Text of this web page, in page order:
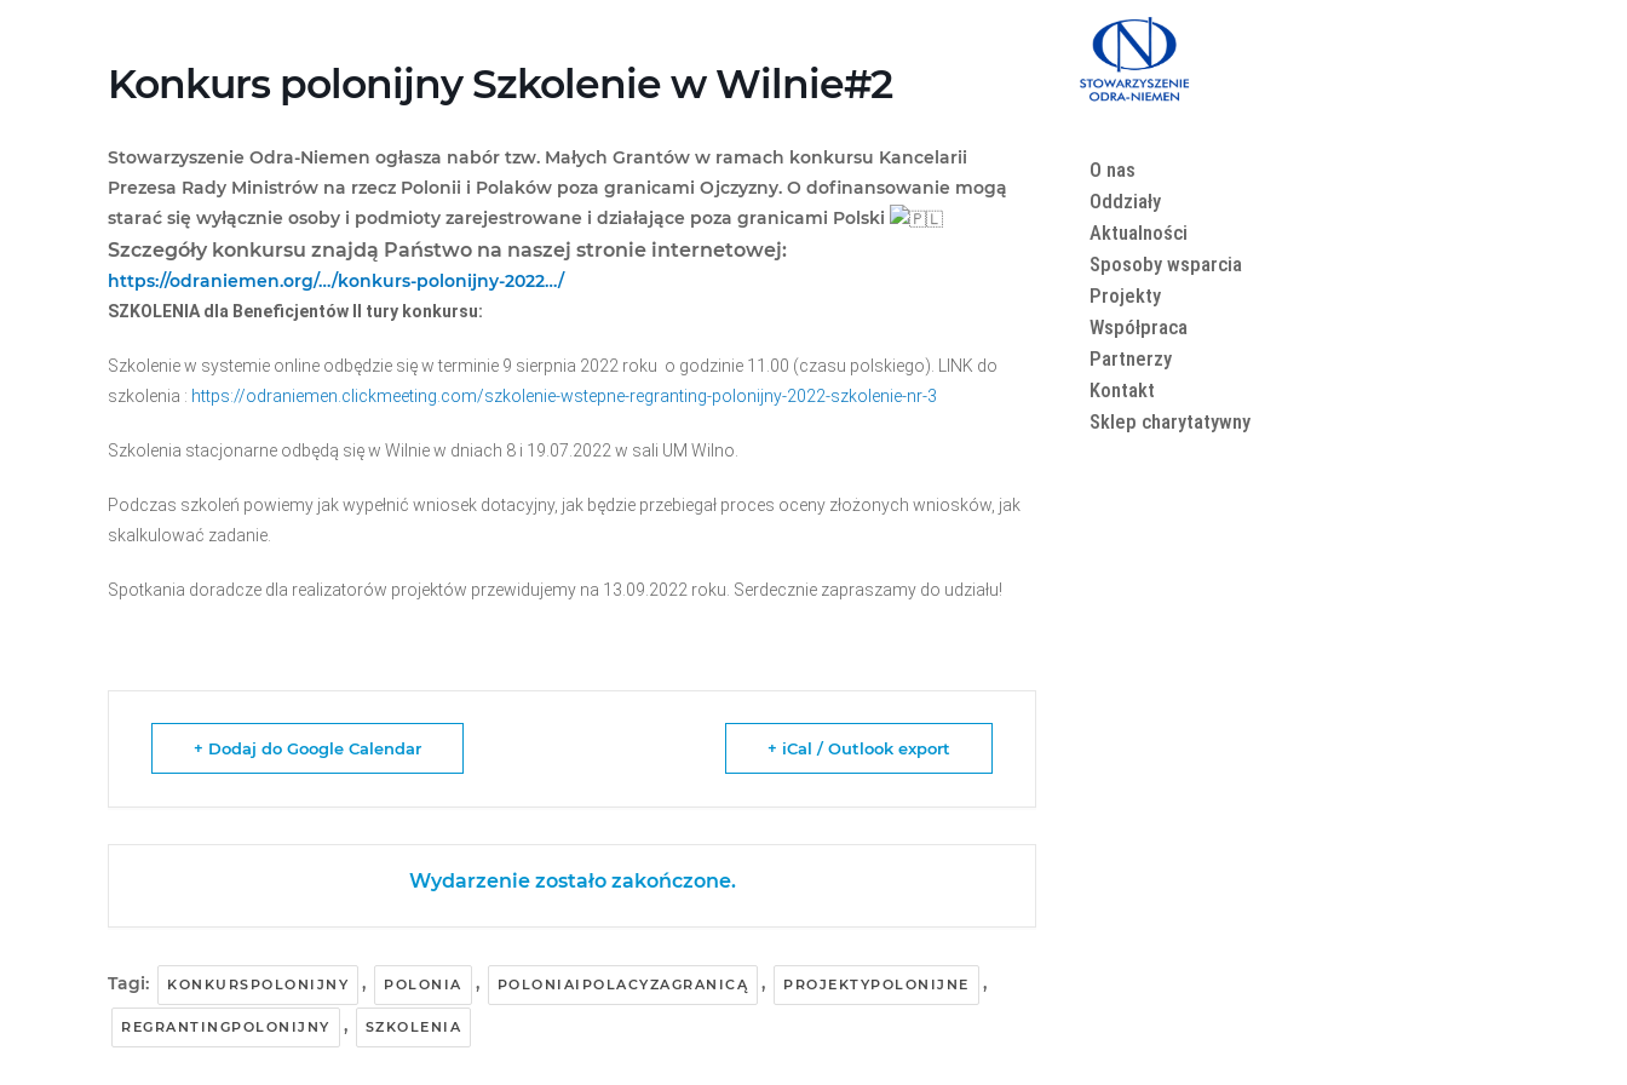
Konkurs polonijny Szkolenie w Wilnie#2
Stowarzyszenie Odra-Niemen ogłasza nabór tzw. Małych Grantów w ramach konkursu Kancelarii
Prezesa Rady Ministrów na rzecz Polonii i Polaków poza granicami Ojczyzny. O dofinansowanie mogą
starać się wyłącznie osoby i podmioty zarejestrowane i działające poza granicami Polski
Szczegóły konkursu znajdą Państwo na naszej stronie internetowej:
https://odraniemen.org/…/konkurs-polonijny-2022…/
SZKOLENIA dla Beneficjentów II tury konkursu:
Szkolenie w systemie online odbędzie się w terminie 9 sierpnia 2022 roku o godzinie 11.00 (czasu polskiego). LINK do
szkolenia : https://odraniemen.clickmeeting.com/szkolenie-wstepne-regranting-polonijny-2022-szkolenie-nr-3
Szkolenia stacjonarne odbędą się w Wilnie w dniach 8 i 19.07.2022 w sali UM Wilno.
Podczas szkoleń powiemy jak wypełnić wniosek dotacyjny, jak będzie przebiegał proces oceny złożonych wniosków, jak
skalkulować zadanie.
Spotkania doradcze dla realizatorów projektów przewidujemy na 13.09.2022 roku. Serdecznie zapraszamy do udziału!
+ Dodaj do Google Calendar + iCal / Outlook export
Wydarzenie zostało zakończone.
Tagi: KONKURSPOLONIJNY , POLONIA , POLONIAIPOLACYZAGRANICĄ , PROJEKTYPOLONIJNE ,
REGRANTINGPOLONIJNY , SZKOLENIA
O nas
Oddziały
Aktualności
Sposoby wsparcia
Projekty
Współpraca
Partnerzy
Kontakt
Sklep charytatywny